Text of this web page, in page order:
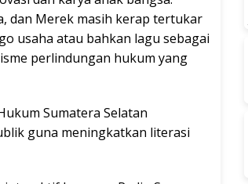
dan Merek masih kerap tertukar
usaha atau bahkan lagu sebagai
perlindungan hukum yang
Sumatera Selatan
guna meningkatkan literasi